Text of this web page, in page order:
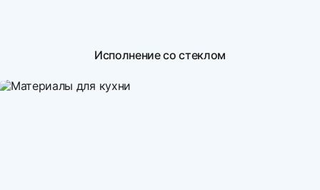
Исполнение со стеклом